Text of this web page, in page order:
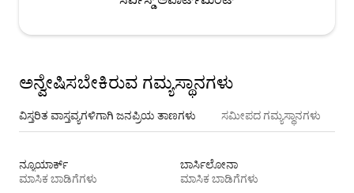
ಅನ್ವೇಷಿಸಬೇಕಿರುವ ಗಮ್ಯಸ್ಥಾನಗಳು
ವಿಸ್ತರಿತ ವಾಸ್ತವ್ಯಗಳಿಗಾಗಿ ಜನಪ್ರಿಯ ತಾಣಗಳು ಸಮೀಪದ ಗಮ್ಯಸ್ಥಾನಗಳು
ನ್ಯೂಯಾರ್ಕ್
ಮಾಸಿಕ ಬಾಡಿಗೆಗಳು
ಬಾರ್ಸಿಲೋನಾ
ಮಾಸಿಕ ಬಾಡಿಗೆಗಳು